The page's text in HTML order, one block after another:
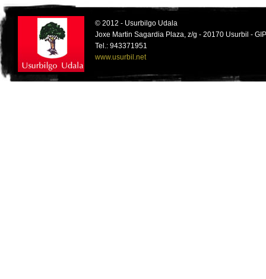
© 2012 - Usurbilgo Udala
Joxe Martin Sagardia Plaza, z/g - 20170 Usurbil -
Tel.: 943371951
www.usurbil.net